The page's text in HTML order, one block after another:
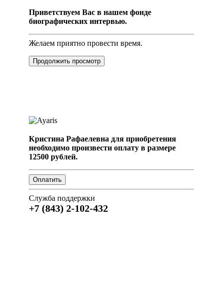
Приветствуем Вас в нашем фонде
биографических интервью.
Желаем приятно провести время.
Продолжить просмотр
Кристина Рафаелевна для приобретения
необходимо произвести оплату в размере
12500 рублей.
Служба поддержки
+7 (843) 2-102-432